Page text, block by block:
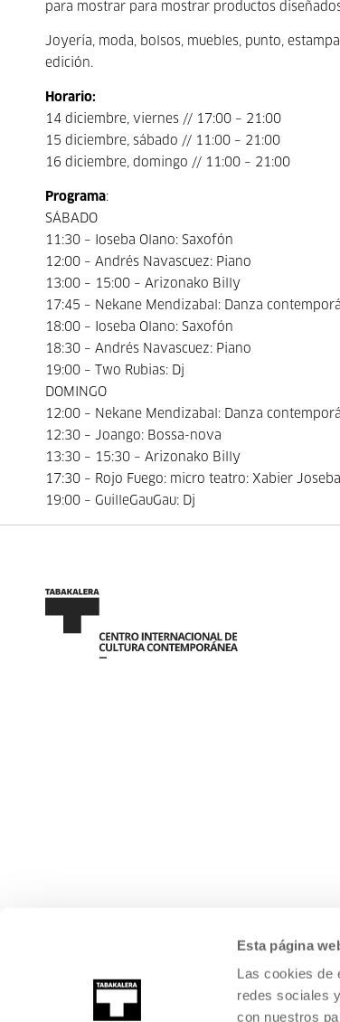
Esta página
Las cookies de
redes sociales
con nuestros
para mostrar para mostrar productos
Joyería, moda, bolsos, muebles, punto,
edición.
Horario:
14 diciembre, viernes // 17:00 – 21:00
15 diciembre, sábado // 11:00 – 21:00
16 diciembre, domingo // 11:00 – 21:00
Programa:
SÁBADO
11:30 – Ioseba Olano: Saxofón
12:00 – Andrés Navascuez: Piano
13:00 – 15:00 – Arizonako Billy
17:45 – Nekane Mendizabal: Danza
18:00 – Ioseba Olano: Saxofón
18:30 – Andrés Navascuez: Piano
19:00 – Two Rubias: Dj
DOMINGO
12:00 – Nekane Mendizabal: Danza
12:30 – Joango: Bossa-nova
13:30 – 15:30 – Arizonako Billy
17:30 – Rojo Fuego: micro teatro: Xabier
19:00 – GuilleGauGau: Dj